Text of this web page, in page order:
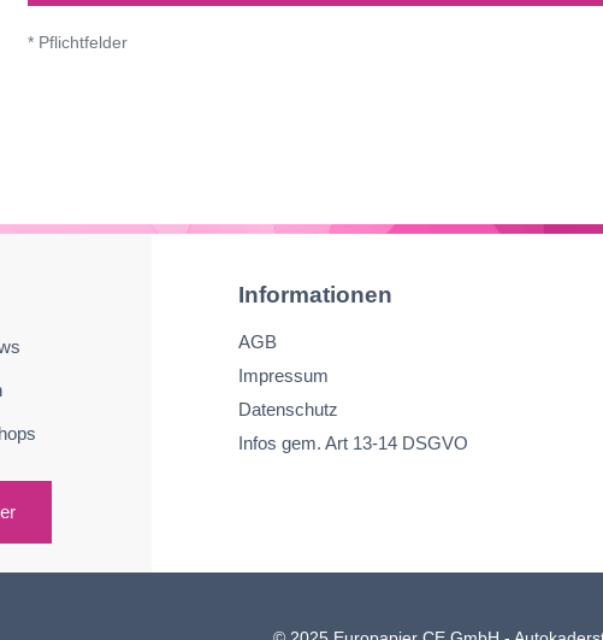
* Pflichtfelder
Informationen
AGB
Impressum
Datenschutz
Infos gem. Art 13-14 DSGVO